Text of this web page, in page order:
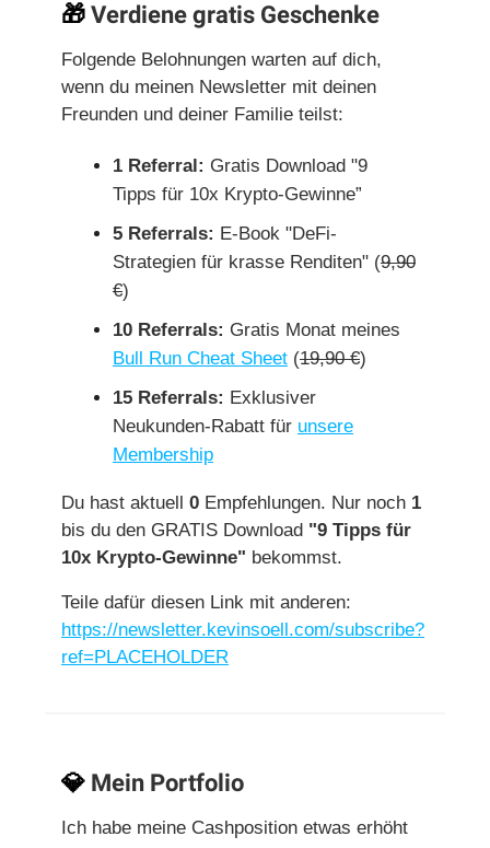
🎁 Verdiene gratis Geschenke
Folgende Belohnungen warten auf dich,
wenn du meinen Newsletter mit deinen
Freunden und deiner Familie teilst:
1 Referral: Gratis Download "9
Tipps für 10x Krypto-Gewinne”
5 Referrals: E-Book "DeFi-
Strategien für krasse Renditen" (9,90
€)
10 Referrals: Gratis Monat meines
Bull Run Cheat Sheet (19,90 €)
15 Referrals: Exklusiver
Neukunden-Rabatt für unsere
Membership
Du hast aktuell 0 Empfehlungen. Nur noch 1
bis du den GRATIS Download "9 Tipps für
10x Krypto-Gewinne" bekommst.
Teile dafür diesen Link mit anderen:
https://newsletter.kevinsoell.com/subscribe?
ref=PLACEHOLDER
💎 Mein Portfolio
Ich habe meine Cashposition etwas erhöht